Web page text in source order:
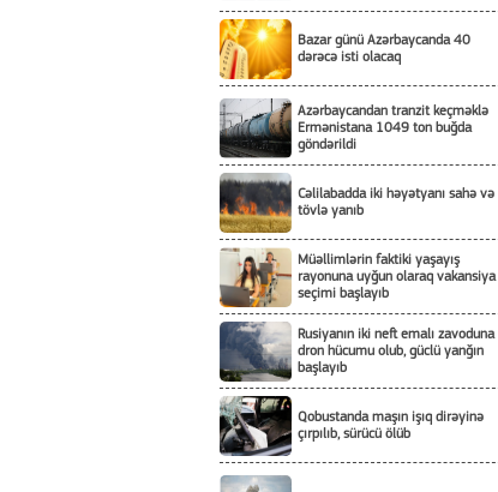
Bazar günü Azərbaycanda 40
dərəcə isti olacaq
Azərbaycandan tranzit keçməklə
Ermənistana 1049 ton buğda
göndərildi
Cəlilabadda iki həyətyanı sahə və
tövlə yanıb
Müəllimlərin faktiki yaşayış
rayonuna uyğun olaraq vakansiya
seçimi başlayıb
Rusiyanın iki neft emalı zavoduna
dron hücumu olub, güclü yanğın
başlayıb
Qobustanda maşın işıq dirəyinə
çırpılıb, sürücü ölüb